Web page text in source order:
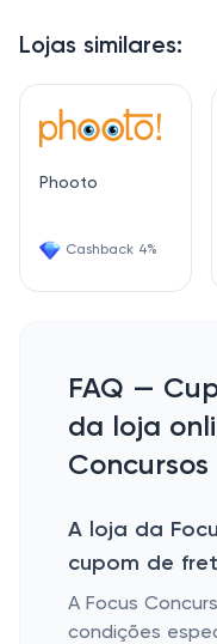
Lojas similares:
Phooto
Cashback 4%
FAQ —
da loja
Concursos
A loja da
cupom de
A Focus
condições